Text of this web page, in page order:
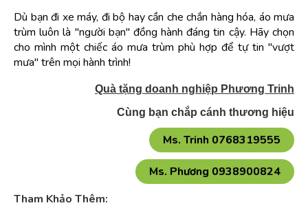
Dù bạn đi xe máy, đi bộ hay cần che chắn hàng hóa, áo mưa
trùm luôn là "người bạn" đồng hành đáng tin cậy. Hãy chọn
cho mình một chiếc áo mưa trùm phù hợp để tự tin "vượt
mưa" trên mọi hành trình!
Quà tặng doanh nghiệp Phương Trinh
Cùng bạn chắp cánh thương hiệu
Tham Khảo Thêm: